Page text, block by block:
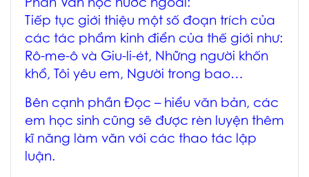
Phần Văn học nước ngoài:
Tiếp tục giới thiệu một số đoạn trích của
các tác phẩm kinh điển của thế giới như:
Rô-me-ô và Giu-li-ét, Những người khốn
khổ, Tôi yêu em, Người trong bao…
Bên cạnh phần Đọc – hiểu văn bản, các
em học sinh cũng sẽ được rèn luyện thêm
kĩ năng làm văn với các thao tác lập
luận.